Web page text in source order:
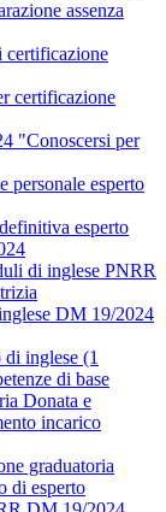
assenza
certificazione
certificazione
"Conoscersi per
personale esperto
esperto
di inglese PNRR
DM 19/2024
inglese (1
di base
Donata e
incarico
graduatoria
di esperto